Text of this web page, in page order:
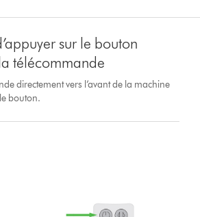
sur le bouton
télécommande
directement vers l’avant de la machine
bouton.